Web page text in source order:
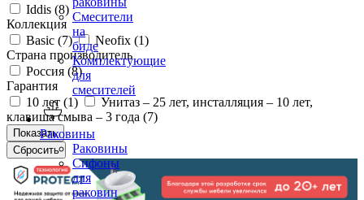
Смесители
на
биде
Комплектующие
для
смесителей
Раковины
Раковины
Сифоны
для
раковин
Iddis (8)
Коллекция
Basic (7) Neofix (1)
Страна производитель
Россия (8)
Гарантия
10 лет (1)
Унитаз – 25 лет, инсталляция – 10 лет,
клавиша смыва – 3 года (7)